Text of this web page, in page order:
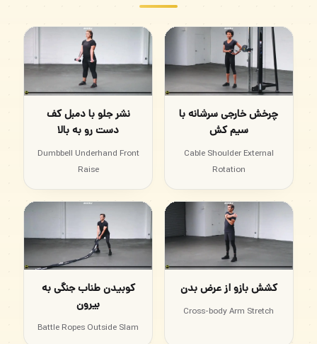
چرخش خارجی سرشانه با
سیم کش
Cable Shoulder External
Rotation
نشر جلو با دمبل کف
دست رو به بالا
Dumbbell Underhand Front
Raise
کشش بازو از عرض بدن
Cross-body Arm Stretch
کوبیدن طناب جنگی به
بیرون
Battle Ropes Outside Slam